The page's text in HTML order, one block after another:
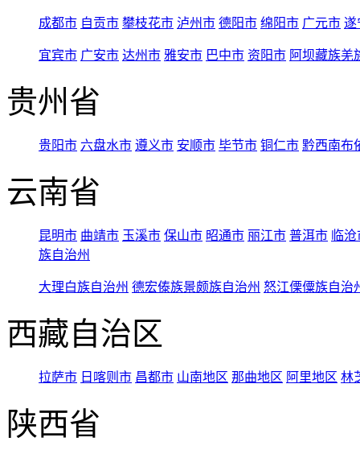
成都市 自贡市 攀枝花市 泸州市 德阳市 绵阳市 广元市 遂
宜宾市 广安市 达州市 雅安市 巴中市 资阳市 阿坝藏族羌
贵州省
贵阳市 六盘水市 遵义市 安顺市 毕节市 铜仁市 黔西南布
云南省
昆明市 曲靖市 玉溪市 保山市 昭通市 丽江市 普洱市 临
族自治州
大理白族自治州 德宏傣族景颇族自治州 怒江傈僳族自治
西藏自治区
拉萨市 日喀则市 昌都市 山南地区 那曲地区 阿里地区 林
陕西省